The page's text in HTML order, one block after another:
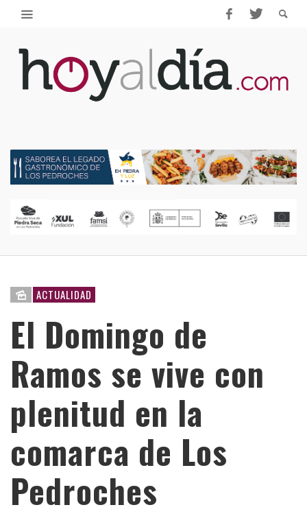
ACTUALIDAD
El Domingo de
Ramos se vive con
plenitud en la
comarca de Los
Pedroches